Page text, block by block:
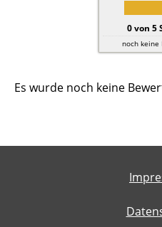
0von 5
noch keine
Es wurde noch keine